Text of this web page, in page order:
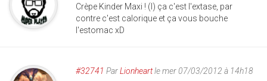
Crèpe Kinder Maxi ! (l) ça c'est l'extase, par
contre c'est calorique et ça vous bouche
l'estomac xD
#32741 ParLionheartle mer 07/03/2012 à 14h18